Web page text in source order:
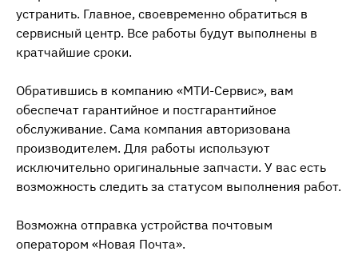
устранить. Главное, своевременно обратиться в
сервисный центр. Все работы будут выполнены в
кратчайшие сроки.
Обратившись в компанию «МТИ-Сервис», вам
обеспечат гарантийное и постгарантийное
обслуживание. Сама компания авторизована
производителем. Для работы используют
исключительно оригинальные запчасти. У вас есть
возможность следить за статусом выполнения работ.
Возможна отправка устройства почтовым
оператором «Новая Почта».